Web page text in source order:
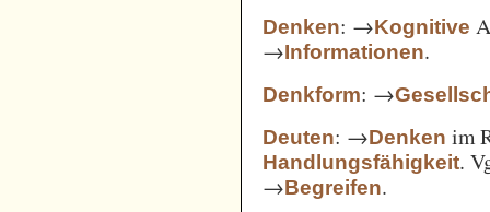
Denken: →Kognitive
→Informationen.
Denkform: →
Deuten: →Denken im
Handlungsfähigkeit.
→Begreifen.